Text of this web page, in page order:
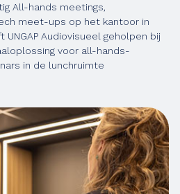
All-hands meetings,
meet-ups op het kantoor in
Audiovisueel geholpen bij
voor all-hands-
in de lunchruimte